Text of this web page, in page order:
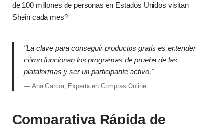
de 100 millones de personas en Estados Unidos visitan
Shein cada mes?
"La clave para conseguir productos gratis es entender
cómo funcionan los programas de prueba de las
plataformas y ser un participante activo."
— Ana García, Experta en Compras Online
Comparativa Rápida de